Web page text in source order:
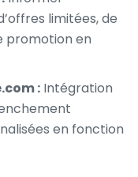
limitées, de
promotion en
: Intégration
en fonction